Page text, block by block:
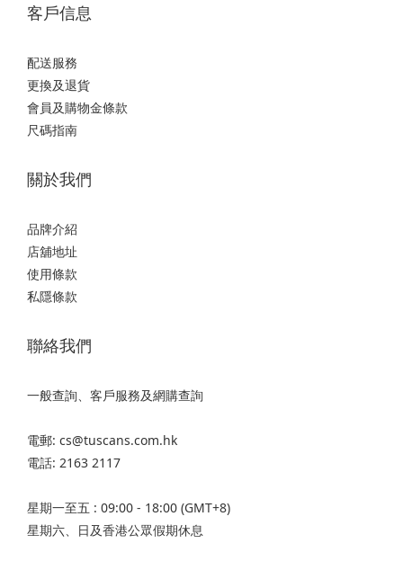
客戶信息
配送服務
更換及退貨
會員及購物金條款
尺碼指南
關於我們
品牌介紹
店舖地址
使用條款
私隱條款
聯絡我們
一般查詢、客戶服務及網購查詢
電郵: cs@tuscans.com.hk
電話: 2163 2117
星期一至五 : 09:00 - 18:00 (GMT+8)
星期六、日及香港公眾假期休息